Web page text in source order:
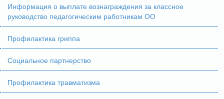
Информация о выплате вознаграждения за классное
руководство педагогическим работникам ОО
Профилактика гриппа
Социальное партнерство
Профилактика травматизма